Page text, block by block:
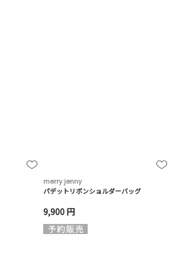
merry jenny
パデットリボンショルダーバッグ
9,900 円